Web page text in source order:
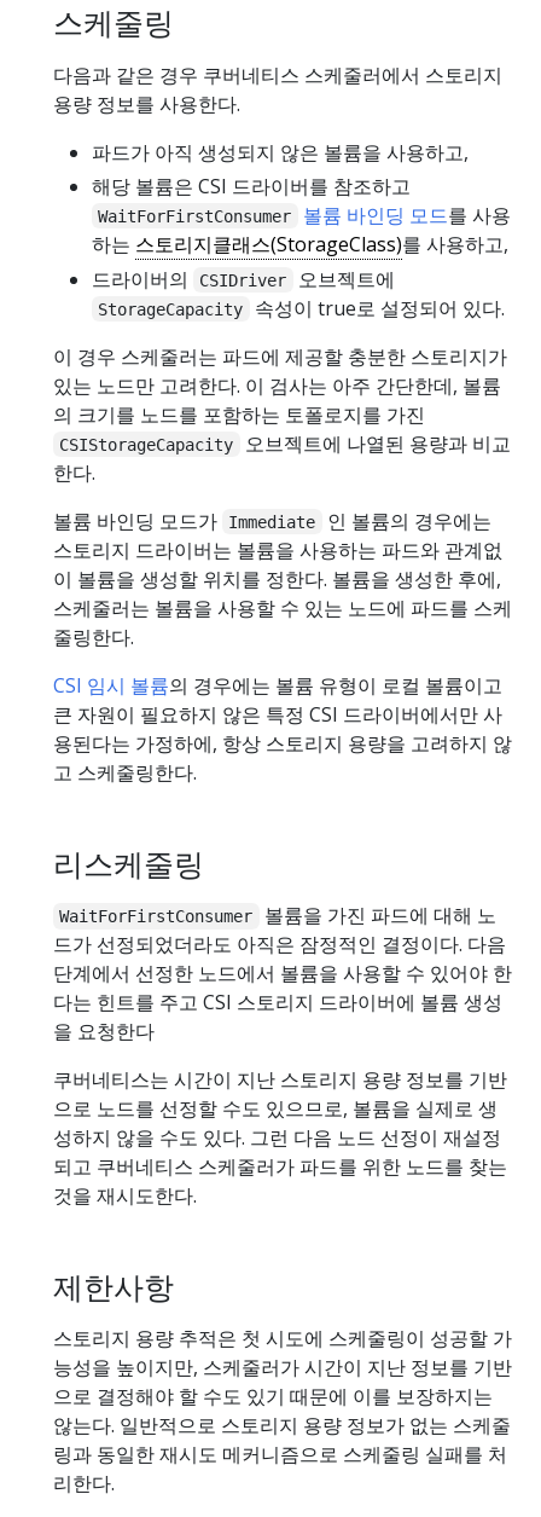
스케줄링
다음과 같은 경우 쿠버네티스 스케줄러에서 스토리지
용량 정보를 사용한다.
파드가 아직 생성되지 않은 볼륨을 사용하고,
해당 볼륨은 CSI 드라이버를 참조하고
WaitForFirstConsumer 볼륨 바인딩 모드를 사용
하는 스토리지클래스(StorageClass)를 사용하고,
드라이버의
CSIDriver 오브젝트에
StorageCapacity
속성이 true로 설정되어 있다.
이 경우 스케줄러는 파드에 제공할 충분한 스토리지가
있는 노드만 고려한다. 이 검사는 아주 간단한데, 볼륨
의 크기를 노드를 포함하는 토폴로지를 가진
CSIStorageCapacity
오브젝트에 나열된 용량과 비교
한다.
볼륨 바인딩 모드가
Immediate
인 볼륨의 경우에는
스토리지 드라이버는 볼륨을 사용하는 파드와 관계없
이 볼륨을 생성할 위치를 정한다. 볼륨을 생성한 후에,
스케줄러는 볼륨을 사용할 수 있는 노드에 파드를 스케
줄링한다.
CSI 임시 볼륨의 경우에는 볼륨 유형이 로컬 볼륨이고
큰 자원이 필요하지 않은 특정 CSI 드라이버에서만 사
용된다는 가정하에, 항상 스토리지 용량을 고려하지 않
고 스케줄링한다.
리스케줄링
WaitForFirstConsumer
볼륨을 가진 파드에 대해 노
드가 선정되었더라도 아직은 잠정적인 결정이다. 다음
단계에서 선정한 노드에서 볼륨을 사용할 수 있어야 한
다는 힌트를 주고 CSI 스토리지 드라이버에 볼륨 생성
을 요청한다
쿠버네티스는 시간이 지난 스토리지 용량 정보를 기반
으로 노드를 선정할 수도 있으므로, 볼륨을 실제로 생
성하지 않을 수도 있다. 그런 다음 노드 선정이 재설정
되고 쿠버네티스 스케줄러가 파드를 위한 노드를 찾는
것을 재시도한다.
제한사항
스토리지 용량 추적은 첫 시도에 스케줄링이 성공할 가
능성을 높이지만, 스케줄러가 시간이 지난 정보를 기반
으로 결정해야 할 수도 있기 때문에 이를 보장하지는
않는다. 일반적으로 스토리지 용량 정보가 없는 스케줄
링과 동일한 재시도 메커니즘으로 스케줄링 실패를 처
리한다.